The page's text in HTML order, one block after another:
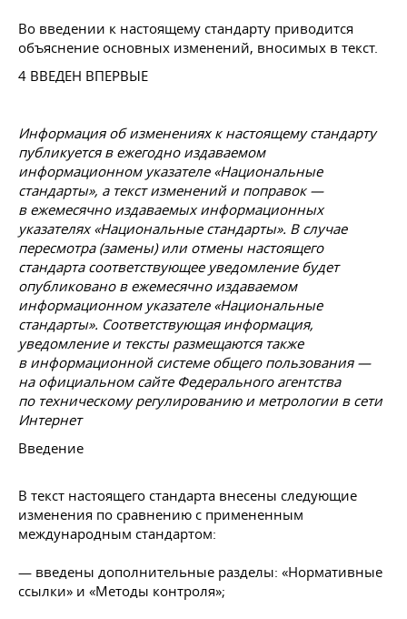
Во введении к настоящему стандарту приводится
объяснение основных изменений, вносимых в текст.
4 ВВЕДЕН ВПЕРВЫЕ
Информация об изменениях к настоящему стандарту
публикуется в ежегодно издаваемом
информационном указателе «Национальные
стандарты», а текст изменений и поправок —
в ежемесячно издаваемых информационных
указателях «Национальные стандарты». В случае
пересмотра (замены) или отмены настоящего
стандарта соответствующее уведомление будет
опубликовано в ежемесячно издаваемом
информационном указателе «Национальные
стандарты». Соответствующая информация,
уведомление и тексты размещаются также
в информационной системе общего пользования —
на официальном сайте Федерального агентства
по техническому регулированию и метрологии в сети
Интернет
Введение
В текст настоящего стандарта внесены следующие
изменения по сравнению с примененным
международным стандартом:
— введены дополнительные разделы: «Нормативные
ссылки» и «Методы контроля»;